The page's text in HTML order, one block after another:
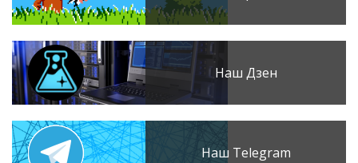
Наш Дзен
Наш Telegram